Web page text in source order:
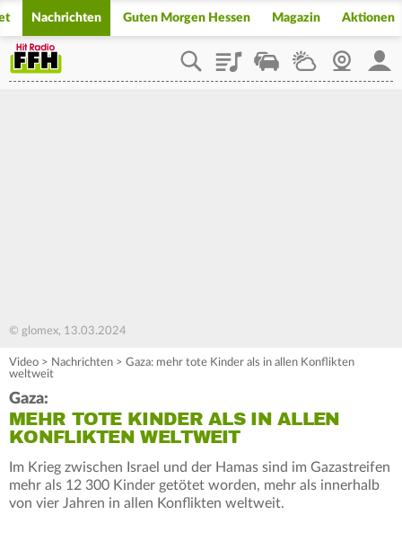
Nachrichten Guten Morgen Hessen Magazin Aktionen
PlaylistStaupilotWetterWebcam
© glomex, 13.03.2024
Video > Nachrichten > Gaza: mehr tote Kinder als in allen Konflikten
weltweit
Gaza:
MEHR TOTE KINDER ALS IN ALLEN
KONFLIKTEN WELTWEIT
Im Krieg zwischen Israel und der Hamas sind im Gazastreifen
mehr als 12 300 Kinder getötet worden, mehr als innerhalb
von vier Jahren in allen Konflikten weltweit.